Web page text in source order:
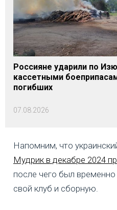
Россияне ударили по
кассетными
погибших
07.08.2026
Напомним, что
Мудрик в декабре 2024
после чего был
свой клуб и сборную.